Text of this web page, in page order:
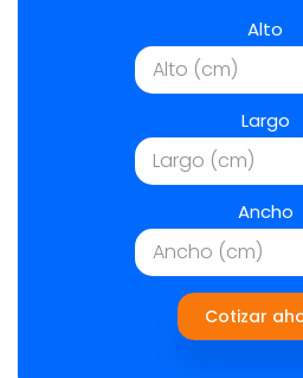
Alto
Largo
Ancho
Cotizar